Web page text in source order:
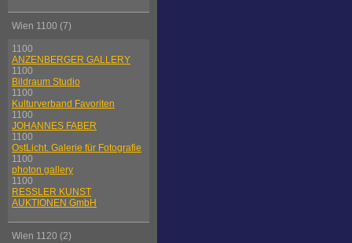
Wien 1100 (7)
1100
ANZENBERGER GALLERY
1100
Bildraum Studio
1100
Kulturverband Favoriten
1100
JOHANNES FABER
1100
OstLicht. Galerie für Fotografie
1100
photon gallery
1100
RESSLER KUNST
AUKTIONEN GmbH
Wien 1120 (2)